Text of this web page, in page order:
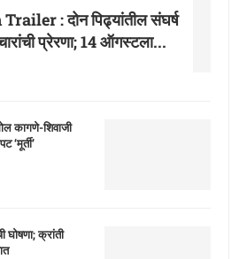
: दोन पिढ्यांतील संघर्ष
प्रेरणा; 14 ऑगस्टला...
कागणे-शिवाजी
‘मूर्ती’
घोषणा; क्रांती